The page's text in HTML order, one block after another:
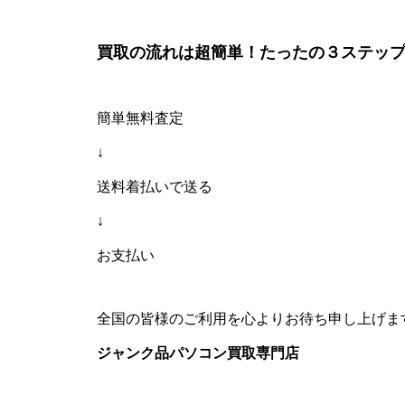
買取の流れは超簡単！たったの３ステッ
簡単無料査定
↓
送料着払いで送る
↓
お支払い
全国の皆様のご利用を心よりお待ち申し上げま
ジャンク品パソコン買取専門店